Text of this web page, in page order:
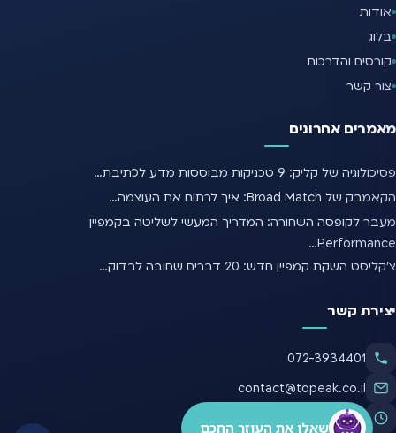
אודות
בלוג
קורסים והדרכות
צור קשר
מאמרים אחרונים
פסיכולוגיה של קליק: 9 טכניקות מבוססות מדע לכתיבת…
הקאמבק של Broad Match: איך לרתום את העוצמה…
מעבר לקופסה השחורה: המדריך המעשי לשליטה בקמפיין
Performance…
צ'קליסט השקת קמפיין חדש: 20 דברים שחובה לבדוק…
יצירת קשר
072-3934401
contact@topeak.co.il
א׳–ה׳, 09:00–18:00
שאלו את העוזר החכם